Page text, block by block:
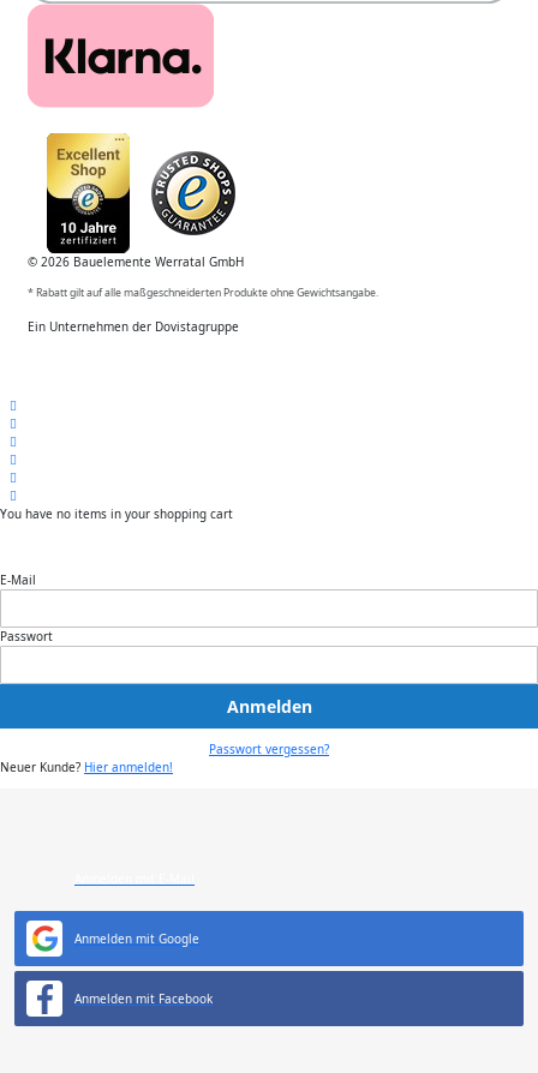
© 2026 Bauelemente Werratal GmbH
* Rabatt gilt auf alle maßgeschneiderten Produkte ohne Gewichtsangabe.
Ein Unternehmen der Dovistagruppe
You have no items in your shopping cart
E-Mail
Passwort
Anmelden
Passwort vergessen?
Neuer Kunde? Hier anmelden!
Anmelden mit Google
Anmelden mit Facebook